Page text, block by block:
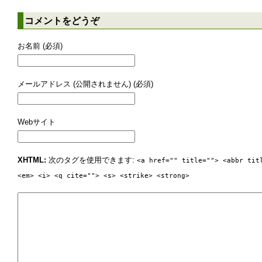
コメントをどうぞ
お名前 (必須)
メールアドレス (公開されません) (必須)
Webサイト
XHTML: 次のタグを使用できます: <a href="" title=""> <abbr
<em> <i> <q cite=""> <s> <strike> <strong>